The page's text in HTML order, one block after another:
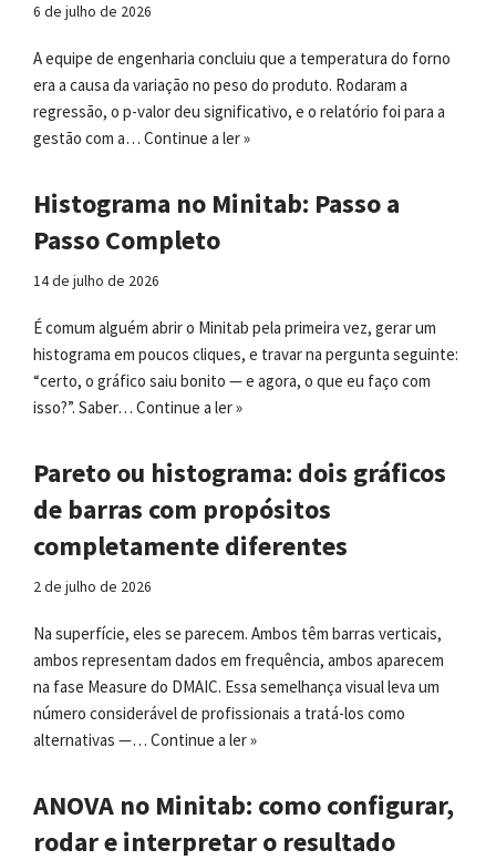
6 de julho de 2026
A equipe de engenharia concluiu que a temperatura do forno
era a causa da variação no peso do produto. Rodaram a
regressão, o p-valor deu significativo, e o relatório foi para a
gestão com a… Continue a ler »
Histograma no Minitab: Passo a
Passo Completo
14 de julho de 2026
É comum alguém abrir o Minitab pela primeira vez, gerar um
histograma em poucos cliques, e travar na pergunta seguinte:
“certo, o gráfico saiu bonito — e agora, o que eu faço com
isso?”. Saber… Continue a ler »
Pareto ou histograma: dois gráficos
de barras com propósitos
completamente diferentes
2 de julho de 2026
Na superfície, eles se parecem. Ambos têm barras verticais,
ambos representam dados em frequência, ambos aparecem
na fase Measure do DMAIC. Essa semelhança visual leva um
número considerável de profissionais a tratá-los como
alternativas —… Continue a ler »
ANOVA no Minitab: como configurar,
rodar e interpretar o resultado